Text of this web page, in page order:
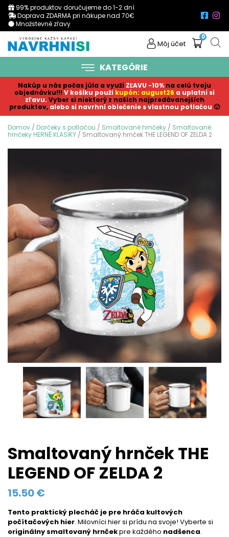
99% produktov doručujeme do 1-2 dní
Doprava ZDARMA pri nákupe nad 70€
Množstevné zľavy
Môj účet
0
KATEGÓRIE
Nakúp u nás počas júla a využi ZĽAVU -10% na celú tvoju
objednávku!!! V košíku použi kupón: august26 a uplatni si
zľavu. Vyber si niektorý z našich najpredávanejších
produktov, alebo si navrhni oblečenie s vlastnou potlačou 🙂
Domov / Darčeky s potlačou / Smaltované hrnčeky / Smaltované
hrnčeky HERNÉ KLASIKY / Smaltovaný hrnček THE LEGEND OF ZELDA 2
Smaltovaný hrnček THE
LEGEND OF ZELDA 2
15.50€
Tento praktický plecháč je pre hráča kultových
počítačových hier. Milovníci hier si prídu na svoje! Vyberte si
originálny smaltovaný hrnčekpre každého nadšenca.